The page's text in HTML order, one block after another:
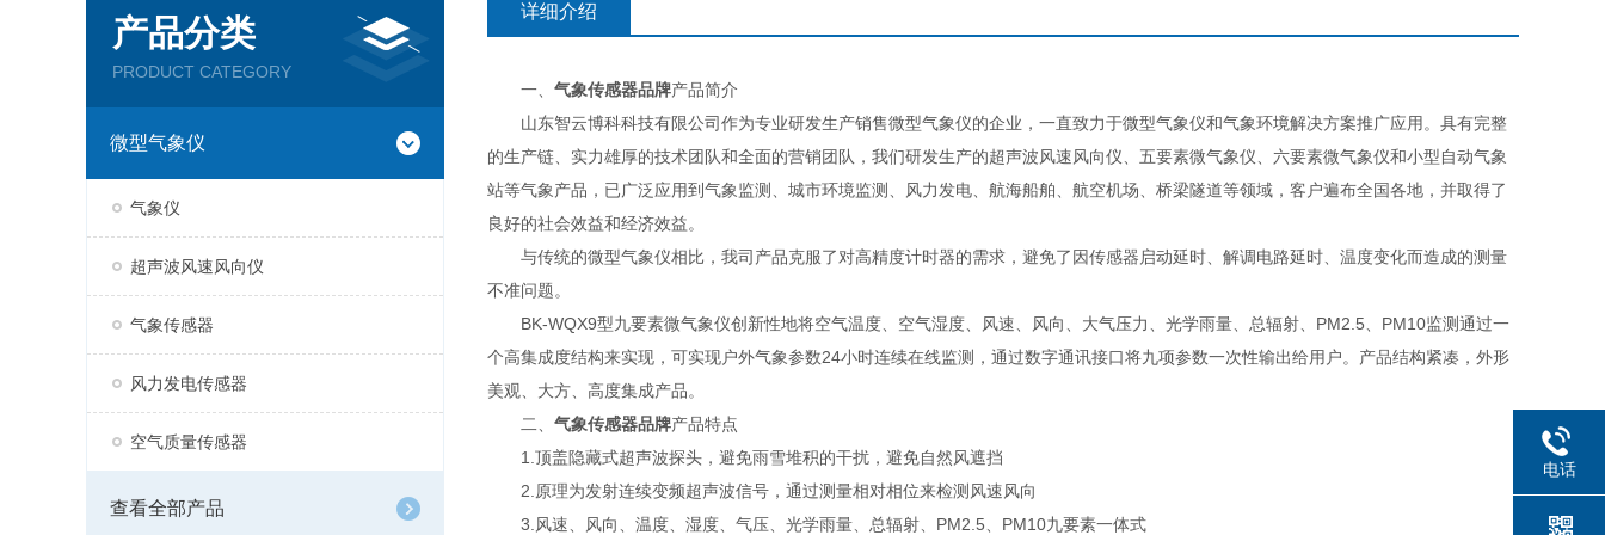
产品分类
PRODUCT CATEGORY
微型气象仪
气象仪
超声波风速风向仪
气象传感器
风力发电传感器
空气质量传感器
查看全部产品
详细介绍
一、 气象传感器品牌产品简介
山东智云博科科技有限公司作为专业研发生产销售微型气象仪的企业，一直致力于微型气象仪和气象环境解决方案推广应用。具有完整
的生产链、实力雄厚的技术团队和全面的营销团队，我们研发生产的超声波风速风向仪、五要素微气象仪、六要素微气象仪和小型自动气象
站等气象产品，已广泛应用到气象监测、城市环境监测、风力发电、航海船舶、航空机场、桥梁隧道等领域，客户遍布全国各地，并取得了
良好的社会效益和经济效益。
与传统的微型气象仪相比，我司产品克服了对高精度计时器的需求，避免了因传感器启动延时、解调电路延时、温度变化而造成的测量
不准问题。
BK-WQX9型九要素微气象仪创新性地将空气温度、空气湿度、风速、风向、大气压力、光学雨量、总辐射、PM2.5、PM10监测通过一
个高集成度结构来实现，可实现户外气象参数24小时连续在线监测，通过数字通讯接口将九项参数一次性输出给用户。产品结构紧凑，外形
美观、大方、高度集成产品。
二、 气象传感器品牌产品特点
1.顶盖隐藏式超声波探头，避免雨雪堆积的干扰，避免自然风遮挡
2.原理为发射连续变频超声波信号，通过测量相对相位来检测风速风向
3.风速、风向、温度、湿度、气压、光学雨量、总辐射、PM2.5、PM10九要素一体式
电话